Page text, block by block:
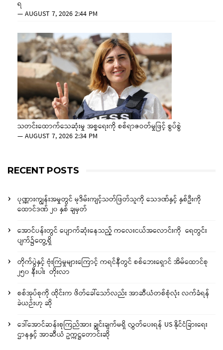
ရ
—AUGUST 7, 2026 2:44 PM
သတင်းထောက်သေဆုံးမှု အစ္စရေးကို စစ်ရာဇဝတ်မှုဖြင့် စွပ်စွဲ
—AUGUST 7, 2026 2:34 PM
RECENT POSTS
ပုဏ္ဏားကျွန်းအမှုတွင် မုဒိမ်းကျင့်သတ်ဖြတ်သူကို သေဒဏ်နှင့် နှစ်ဦးကို
ထောင်ဒဏ် ၂၀ နှစ် ချမှတ်
အောင်ပန်းတွင် ပျောက်ဆုံးနေသည့် ကလေးငယ်အလောင်းကို ရေတွင်း
ပျက်၌တွေ့ရှိ
တိုက်ပွဲနှင့် ဗုံးကြဲမှုများကြောင့် ကရင်နီတွင် စစ်ဘေးရှောင် အိမ်ထောင်စု
၂၅၀ နီးပါး တိုးလာ
စစ်အုပ်စုကို ထိုင်းက ဖိတ်ခေါ်သော်လည်း အာဆီယံတစ်စုံလုံး လက်ခံရန်
ခဲယဉ်းဟု ဆို
ဒေါ်အောင်ဆန်းစုကြည်အား ချွင်းချက်မရှိ လွှတ်ပေးရန် US နိုင်ငံခြားရေး
ဌာနနှင့် အာဆီယံ ဥက္ကဋ္ဌတောင်းဆို